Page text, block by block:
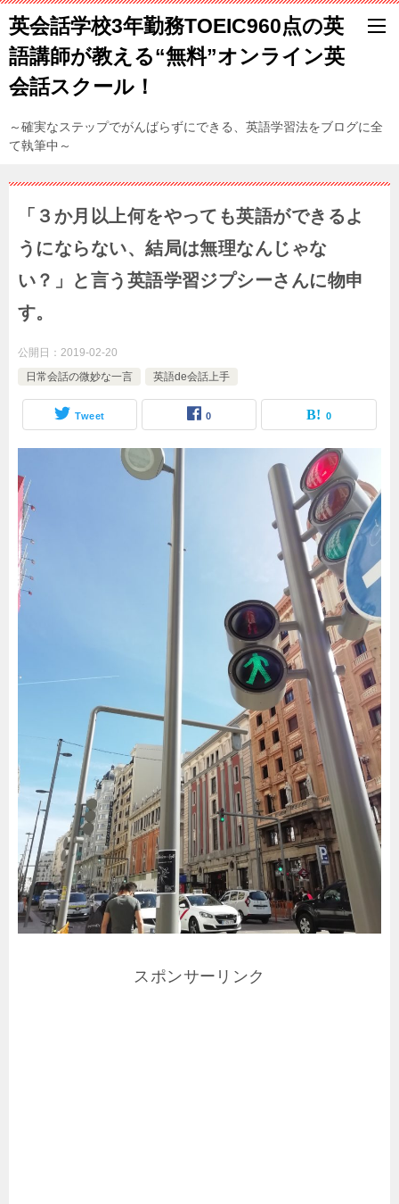
英会話学校3年勤務TOEIC960点の英
語講師が教える“無料”オンライン英
会話スクール！
～確実なステップでがんばらずにできる、英語学習法をブログに全
て執筆中～
「３か月以上何をやっても英語ができるよ
うにならない、結局は無理なんじゃな
い？」と言う英語学習ジプシーさんに物申
す。
公開日： 2019-02-20
日常会話の微妙な一言
英語de会話上手
Tweet 0 0
スポンサーリンク